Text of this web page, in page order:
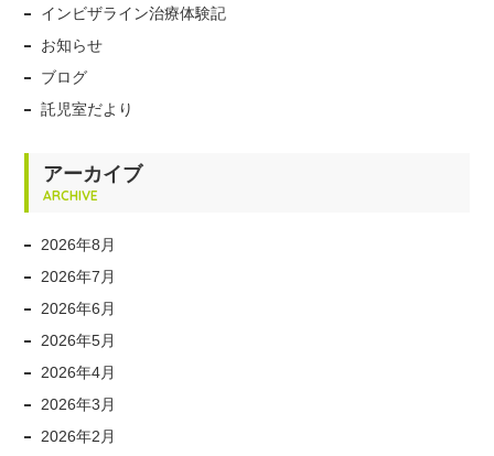
インビザライン治療体験記
お知らせ
ブログ
託児室だより
アーカイブ
ARCHIVE
2026年8月
2026年7月
2026年6月
2026年5月
2026年4月
2026年3月
2026年2月